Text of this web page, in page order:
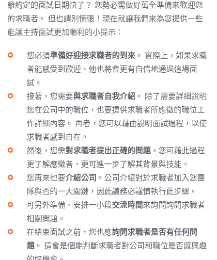
離約定的面試日期快了？ 您勢必需做好萬全準備來歡迎您
的求職者。 但也請別慌張！現在就讓我們來為您提供一些
能讓主持面試更加順利的小提示：
您必須準備好迎接求職者的到來 。 實際上，如果求職
者能感受到歡迎，他也將會更有自信地通過這場面
試。
接著，您需要與求職者自我介紹 。 除了需要詳細說明
您在公司中的職位，也要提供求職者所應徵的職位工
作詳細內容。 再者，您可以藉由說明面試過程，以使
求職者感到自在。
然後，您需對求職者提出正確的問題。您可藉此過程
更了解應徵者，更可進一步了解其背景與技能。
您再來也要介紹公司 。公司介紹對於求職者加入您團
隊與否的一大關鍵，因此請務必謹慎執行此步驟。
可另外準備、安排一小段交流時間來詢問詢問求職者
相關問題。
在結束面試之前，您也應詢問求職者是否有任何問
題。 這會是個能判斷求職者對公司和職位是否感興趣